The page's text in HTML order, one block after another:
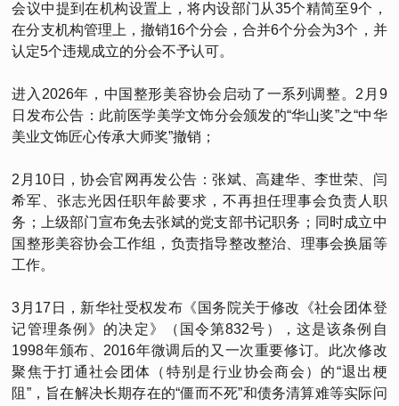
会议中提到在机构设置上，将内设部门从35个精简至9个，
在分支机构管理上，撤销16个分会，合并6个分会为3个，并
认定5个违规成立的分会不予认可。
进入2026年，中国整形美容协会启动了一系列调整。2月9
日发布公告：此前医学美学文饰分会颁发的“华山奖”之“中华
美业文饰匠心传承大师奖”撤销；
2月10日，协会官网再发公告：张斌、高建华、李世荣、闫
希军、张志光因任职年龄要求，不再担任理事会负责人职
务；上级部门宣布免去张斌的党支部书记职务；同时成立中
国整形美容协会工作组，负责指导整改整治、理事会换届等
工作。
3月17日，新华社受权发布《国务院关于修改《社会团体登
记管理条例》的决定》（国令第832号），这是该条例自
1998年颁布、2016年微调后的又一次重要修订。此次修改
聚焦于打通社会团体（特别是行业协会商会）的“退出梗
阻”，旨在解决长期存在的“僵而不死”和债务清算难等实际问